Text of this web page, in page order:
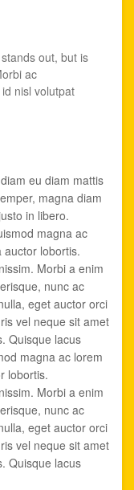
out, but is
ac
nisl volutpat
eu diam mattis
magna diam
in libero.
magna ac
auctor lobortis.
Morbi a enim
nunc ac
eget auctor orci
vel neque sit amet
Quisque lacus
magna ac lorem
lobortis.
Morbi a enim
nunc ac
eget auctor orci
vel neque sit amet
Quisque lacus